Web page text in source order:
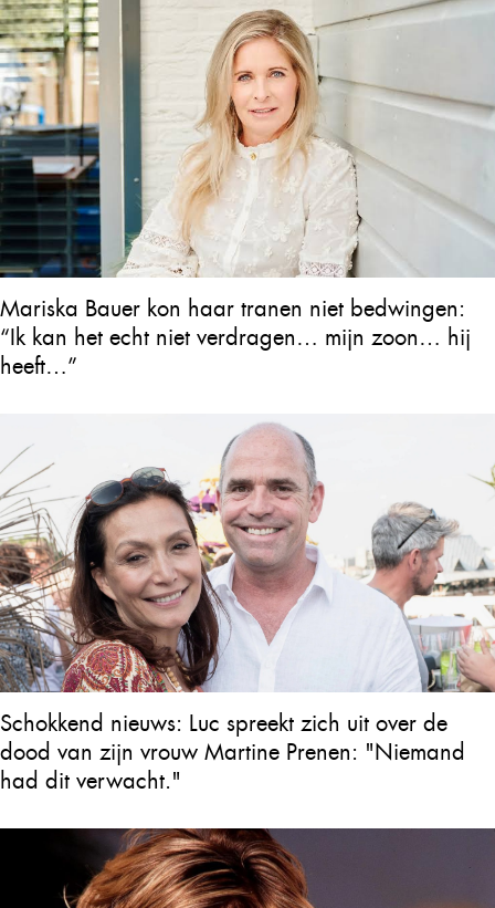
Mariska Bauer kon haar tranen niet bedwingen:
“Ik kan het echt niet verdragen… mijn zoon… hij
heeft…”
Schokkend nieuws: Luc spreekt zich uit over de
dood van zijn vrouw Martine Prenen: "Niemand
had dit verwacht."